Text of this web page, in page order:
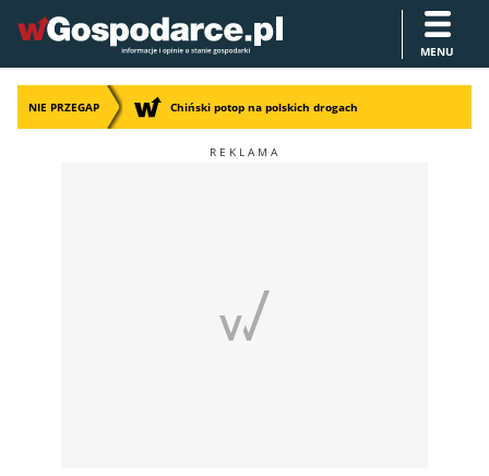
MENU
NIE PRZEGAP Chiński potop na polskich drogach